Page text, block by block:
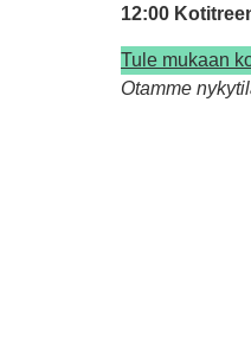
12:00
Tule mukaan
Otamme